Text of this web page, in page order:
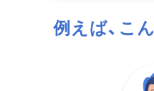
例えば、こ